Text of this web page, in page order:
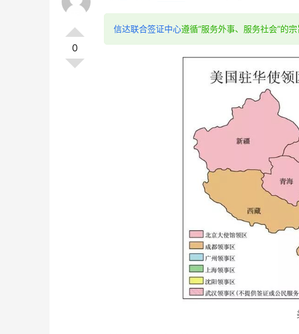
0
信达联合签证中心遵循“服务外事、服务社会”的